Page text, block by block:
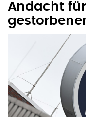
Andacht